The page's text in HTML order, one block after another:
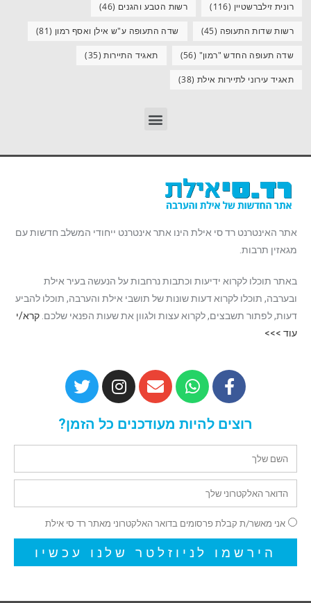
רונית זילברשטיין (116) רשות הטבע והגנים (46)
רשות שדות התעופה (45) שדה התעופה ע"ש אילן ואסף רמון (81)
שדה תעופה החדש "רמון" (56) תאגיד התיירות(35)
תאגיד עירוני לתיירות אילת (38)
אתר האינטרנט רד סי אילת הינו אתר אינטרנט ייחודי המשלב חדשות עם
מגאזין תרבות.
באתר תוכלו לקרוא ידיעות וכתבות נרחבות על הנעשה בעיר אילת
ובערבה, תוכלו לקרוא דעות שונות של תושבי אילת והערבה, תוכלו להביע
דעות, לפתור תשבצים, לקרוא עצות ולגוון את שעות הפנאי שלכם. קרא/י
עוד >>>
רוצים להיות מעודכנים כל הזמן?
אני מאשר/ת קבלת פרסומים בדואר האלקטרוני מאתר רד סי אילת
הירשמו לניוזלטר שלנו עכשיו